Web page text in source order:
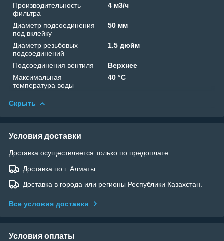
Производительность
фильтра
4 м3/ч
Диаметр подсоединения
под вклейку
50 мм
Диаметр резьбовых
подсоединений
1.5 дюйм
Подсоединения вентиля
Верхнее
Максимальная
температура воды
40 °C
Скрыть
Условия доставки
Доставка осуществляется только по предоплате.
Доставка по г. Алматы.
Доставка в города или регионы Республики Казахстан.
Все условия доставки
Условия оплаты